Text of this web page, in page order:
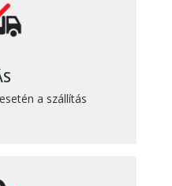
a szállítás